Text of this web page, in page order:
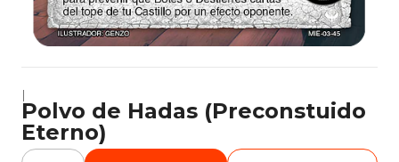
|
Polvo de Hadas (Preconstuido
Eterno)